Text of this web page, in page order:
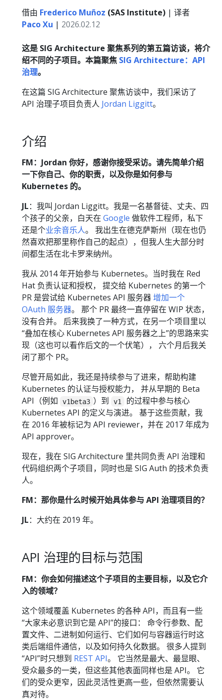
借由 Frederico Muñoz (SAS Institute) | 译者
Paco Xu | 2026.02.12
这是 SIG Architecture 聚焦系列的第五篇访谈，将介
绍不同的子项目。本篇聚焦 SIG Architecture：API
治理。
在这篇 SIG Architecture 聚焦访谈中，我们采访了
API 治理子项目负责人 Jordan Liggitt。
介绍
FM：Jordan 你好，感谢你接受采访。请先简单介绍
一下你自己、你的职责，以及你是如何参与
Kubernetes 的。
JL：我叫 Jordan Liggitt。我是一名基督徒、丈夫、四
个孩子的父亲，白天在 Google 做软件工程师，私下
还是个业余音乐人。 我出生在德克萨斯州（现在也仍
然喜欢把那里称作自己的起点），但我人生大部分时
间都生活在北卡罗来纳州。
我从 2014 年开始参与 Kubernetes。当时我在 Red
Hat 负责认证和授权， 提交给 Kubernetes 的第一个
PR 是尝试给 Kubernetes API 服务器增加一个
OAuth 服务器。 那个 PR 最终一直停留在 WIP 状态，
没有合并。 后来我换了一种方式，在另一个项目里以
“叠加在核心 Kubernetes API 服务器之上”的思路来实
现（这也可以看作后文的一个伏笔）， 六个月后我关
闭了那个 PR。
尽管开局如此，我还是持续参与了进来，帮助构建
Kubernetes 的认证与授权能力， 并从早期的 Beta
API（例如
v1beta3 ）到 v1
的过程中参与核心
Kubernetes API 的定义与演进。 基于这些贡献，我
在 2016 年被标记为 API reviewer，并在 2017 年成为
API approver。
现在，我在 SIG Architecture 里共同负责 API 治理和
代码组织两个子项目，同时也是 SIG Auth 的技术负责
人。
FM：那你是什么时候开始具体参与 API 治理项目的？
JL：大约在 2019 年。
API 治理的目标与范围
FM：你会如何描述这个子项目的主要目标，以及它介
入的领域？
这个领域覆盖 Kubernetes 的各种 API，而且有一些
“大家未必意识到它是 API”的接口： 命令行参数、配
置文件、二进制如何运行、它们如何与容器运行时这
类后端组件通信，以及如何持久化数据。 很多人提到
“API”时只想到 REST API。 它当然是最大、最显眼、
受众最多的一类，但这些其他表面同样也是 API。 它
们的受众更窄，因此灵活性更高一些，但依然需要认
真对待。